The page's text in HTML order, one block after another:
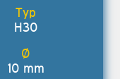
H30
10 mm